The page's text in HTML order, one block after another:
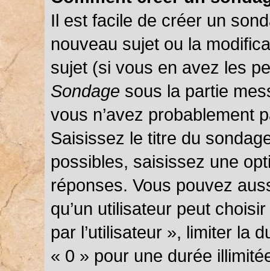
Il est facile de créer un
nouveau sujet ou la
sujet (si vous en avez les
Sondage sous la partie
vous n’avez probablement
Saisissez le titre du
possibles, saisissez une
réponses. Vous pouvez
qu’un utilisateur peut
par l’utilisateur », limiter la
« 0 » pour une durée